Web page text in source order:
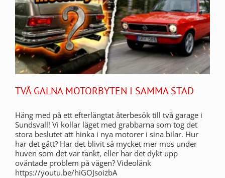
TVÅ GALNA MOTORBYTEN I SAMMA STAD
Häng med på ett efterlängtat återbesök till två garage i
Sundsvall! Vi kollar läget med grabbarna som tog det
stora beslutet att hinka i nya motorer i sina bilar. Hur
har det gått? Har det blivit så mycket mer mos under
huven som det var tänkt, eller har det dykt upp
oväntade problem på vägen? Videolänk
https://youtu.be/hiGOJsoizbA